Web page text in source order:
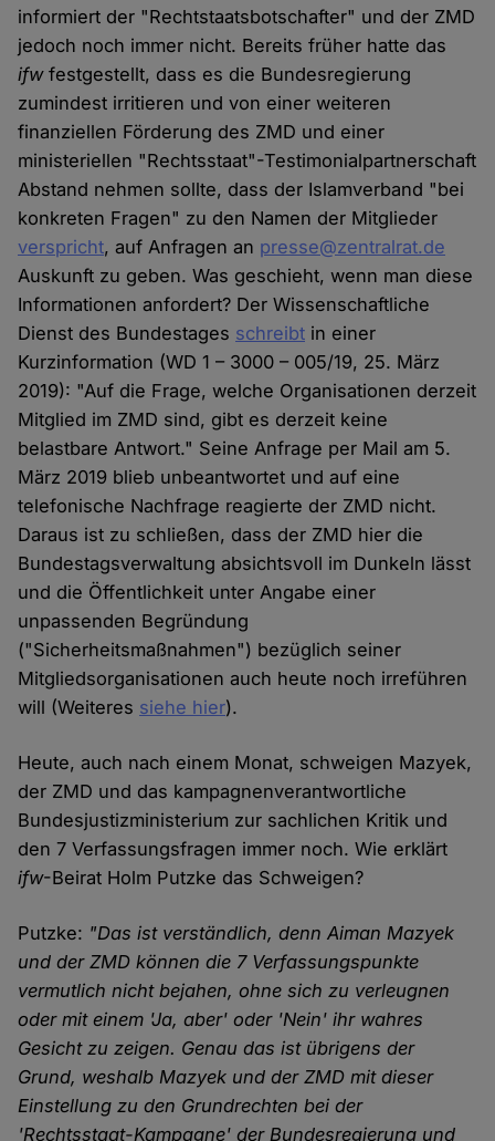
informiert der "Rechtstaatsbotschafter" und der ZMD
jedoch noch immer nicht. Bereits früher hatte das
ifwfestgestellt, dass es die Bundesregierung
zumindest irritieren und von einer weiteren
finanziellen Förderung des ZMD und einer
ministeriellen "Rechtsstaat"-Testimonialpartnerschaft
Abstand nehmen sollte, dass der Islamverband "bei
konkreten Fragen" zu den Namen der Mitglieder
verspricht, auf Anfragen an presse@zentralrat.de
Auskunft zu geben. Was geschieht, wenn man diese
Informationen anfordert? Der Wissenschaftliche
Dienst des Bundestages schreibt in einer
Kurzinformation (WD 1 – 3000 – 005/19, 25. März
2019): "Auf die Frage, welche Organisationen derzeit
Mitglied im ZMD sind, gibt es derzeit keine
belastbare Antwort." Seine Anfrage per Mail am 5.
März 2019 blieb unbeantwortet und auf eine
telefonische Nachfrage reagierte der ZMD nicht.
Daraus ist zu schließen, dass der ZMD hier die
Bundestagsverwaltung absichtsvoll im Dunkeln lässt
und die Öffentlichkeit unter Angabe einer
unpassenden Begründung
("Sicherheitsmaßnahmen") bezüglich seiner
Mitgliedsorganisationen auch heute noch irreführen
will (Weiteres siehe hier).
Heute, auch nach einem Monat, schweigen Mazyek,
der ZMD und das kampagnenverantwortliche
Bundesjustizministerium zur sachlichen Kritik und
den 7 Verfassungsfragen immer noch. Wie erklärt
ifw-Beirat Holm Putzke das Schweigen?
Putzke: "Das ist verständlich, denn Aiman Mazyek
und der ZMD können die 7 Verfassungspunkte
vermutlich nicht bejahen, ohne sich zu verleugnen
oder mit einem 'Ja, aber' oder 'Nein' ihr wahres
Gesicht zu zeigen. Genau das ist übrigens der
Grund, weshalb Mazyek und der ZMD mit dieser
Einstellung zu den Grundrechten bei der
'Rechtsstaat-Kampagne' der Bundesregierung und